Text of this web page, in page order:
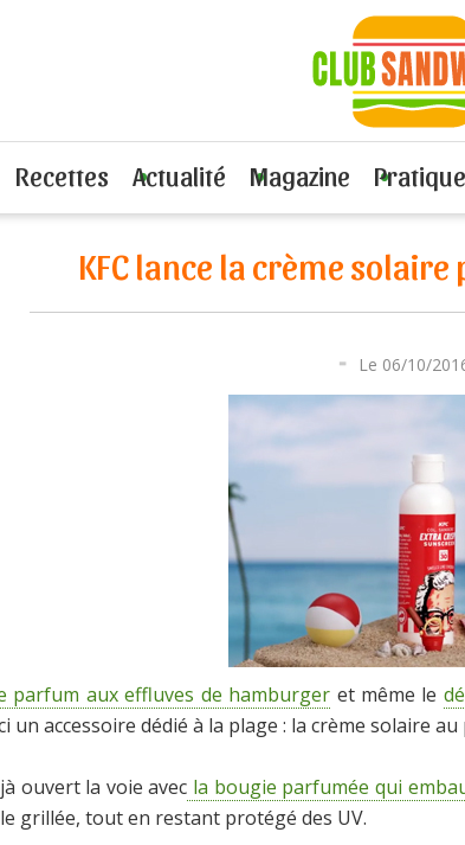
Recettes Actualité Magazine Pratique
KFC lance la crème solaire parfum poulet grillé
KFC lance la crème
Le 06/10/
parfum aux effluves de hamburger et même le
un accessoire dédié à la plage : la crème solaire
ouvert la voie avec la bougie parfumée qui
grillée, tout en restant protégé des UV.